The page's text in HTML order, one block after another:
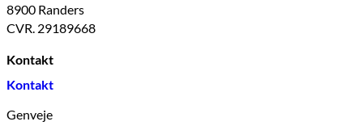
8900 Randers
CVR. 29189668
Kontakt
Kontakt
Genveje